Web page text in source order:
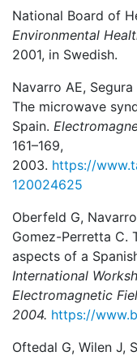
National Board of
Environmental
2001, in Swedish.
Navarro AE,
The microwave
Spain.
161–169,
2003. https://
120024625
Oberfeld G,
Gomez-Perretta C.
aspects of a
International
Electromagnetic
2004. https://
Oftedal G, Wilen J,